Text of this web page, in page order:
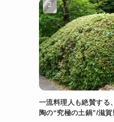
一流料理人も絶賛する
陶の“究極の土鍋”/滋